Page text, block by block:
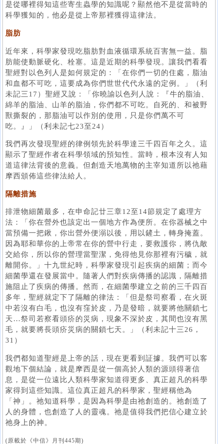
是從哪裡得知這些寄生蟲學的知識呢？顯然他不是從當時的
科學獲知的，他必是從上帝那裡獲得這律法。
脂肪
近年來，科學家發現吃脂肪對血液循環系統百害無一益。脂
肪能使動脈硬化、栓塞。這是近期的科學發現。讓我們看看
聖經對以色列人是如何規定的：「在你們一切的住處，脂油
和血都不可吃，這要成為你們世世代代永遠的定例。」（利
未記三17）聖經又說：「你曉諭以色列人說：『牛的脂油、
綿羊的脂油、山羊的脂油，你們都不可吃。自死的、和被野
獸撕裂的，那脂油可以作別的使用，只是你們萬不可
吃。』」（利未記七23至24）
我們再次發現聖經的律例領先於科學達三千四百年之久。這
顯示了聖經作者在科學領域的預知性。當時，根本沒有人知
道這律法背後的意義。但創造天地萬物的主宰知道所以祂藉
摩西頒佈這些律法給人。
隔離措施
排泄物細菌最多，在申命記廿三章12至14節規定了處理方
法：「你在營外也該定出一個地方作為便所。在你器械之中
當預備一把鍬，你出營外便溺以後，用以鏟土，轉身掩蓋。
因為耶和華你的上帝常在你的營中行走，要救護你，將仇敵
交給你，所以你的營理當聖潔，免得他見你那裡有污穢，就
離開你。」十九世紀時，科學家發現引起疾病的細菌；而今
細菌學還在發展當中。隨著人們對疾病傳播的認識，隔離措
施阻止了疾病的傳播。然而，在細菌學建立之前的三千四百
多年，聖經就定下了隔離的律法：「但是祭司察看，在火斑
中若沒有白毛，也沒有窪於皮，乃是發暗，就要將他關鎖七
天…祭司若察看頭疥的災病，現象不深於皮，其間也沒有黑
毛，就要將長頭疥災病的關鎖七天。」（利未記十三26，
31）
我們都知道聖經是上帝的話，現在更看到証據。我們可以客
觀地下個結論，就是摩西是從一個高於人類的源頭得著信
息，是從一位遠比人類科學家知道得更多、真正超凡的科學
家得到這些知識。這位真正超凡的科學家，聖經稱他為
「神」。祂知道科學，是因為科學是由祂創造的。祂創造了
人的身體，也創造了人的靈魂。祂是值得我們把信心建立於
祂身上的神。
(原載於《中信》月刊445期)